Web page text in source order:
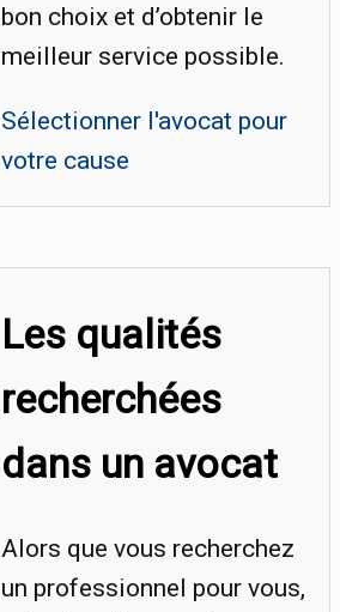
bon choix et d’obtenir le
meilleur service possible.
Sélectionner l'avocat pour
votre cause
Les qualités
recherchées
dans un avocat
Alors que vous recherchez
un professionnel pour vous,